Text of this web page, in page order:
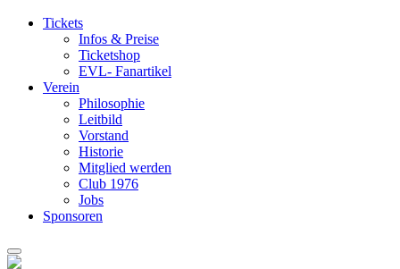
Tickets
Infos & Preise
Ticketshop
EVL- Fanartikel
Verein
Philosophie
Leitbild
Vorstand
Historie
Mitglied werden
Club 1976
Jobs
Sponsoren